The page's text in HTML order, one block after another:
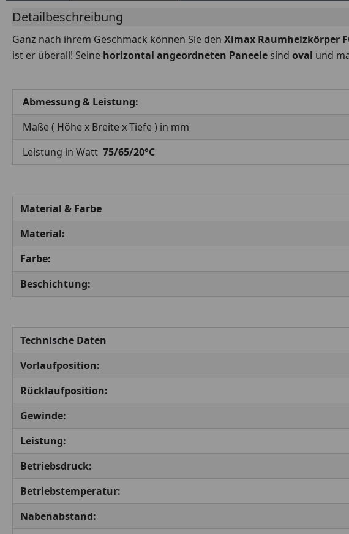
Detailbeschreibung
Ganz nach ihrem Geschmack können Sie den Ximax Raumheizkörper
ist er überall! Seine horizontal angeordneten Paneele sind oval und
Abmessung & Leistung:
Maße ( Höhe x Breite x Tiefe ) in mm
Leistung in Watt 75/65/20°C
Material & Farbe
Material:
Farbe:
Beschichtung:
Technische Daten
Vorlaufposition:
Rücklaufposition:
Gewinde:
Leistung:
Betriebsdruck:
Betriebstemperatur:
Nabenabstand: